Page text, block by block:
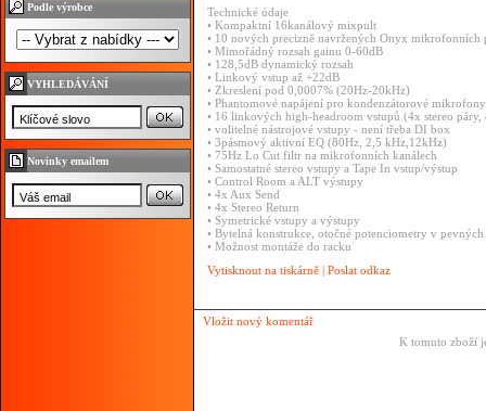
Podle výrobce
VYHLEDÁVÁNÍ
Novinky emailem
Technické údaje
• Kompaktní 16kanálový mixpult
• 10 nových precizně navržených Onyx mikrofonních
• Mimořádný rozsah gainu 0-60dB
• 128,5dB dynamický rozsah
• Linkový vstup až +22dB
• Zkreslení pod 0,0007% (20Hz-20kHz)
• Phantomové napájení pro kondenzátorové mikrofony
• 16 linkových high-headroom vstupů (4x stereo
• volitelné nástrojové vstupy - není třeba DI box
• 3pásmový aktivní EQ (80Hz, 2,5 kHz,12kHz)
• 75Hz Lo Cut filtr na mikrofonních kanálech
• Samostatné stereo vstupy a Tape In vstup/výstup
• Control Room a ALT výstupy
• 4x Aux Send
• 4x Stereo Return
• Symetrické vstupy a výstupy
• Bytelná konstrukce, otočné potenciometry v
• Možnost montáže do racku
Vytisknout na tiskárně | Poslat odkaz
Vložit nový komentář
K tomuto zboží